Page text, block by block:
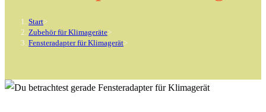
Start>
Zubehör für Klimageräte>
Fensteradapter für Klimagerät>